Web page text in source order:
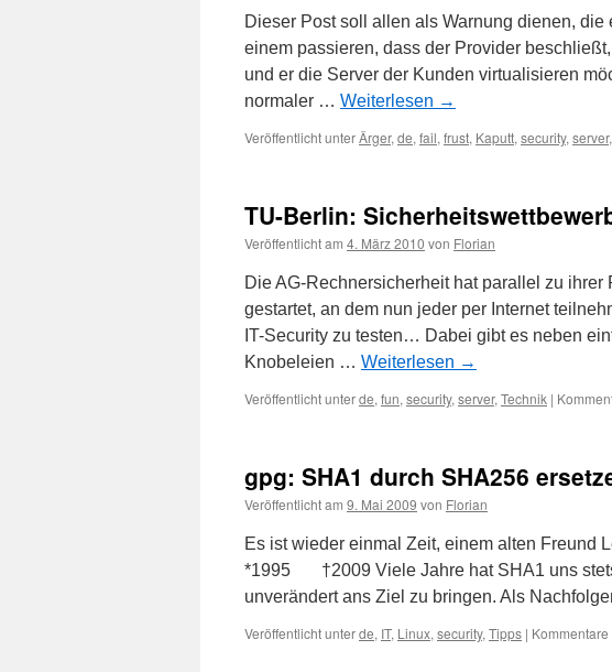
Dieser Post soll allen als Warnung dienen,
einem passieren, dass der Provider
und er die Server der Kunden virtualisieren
normaler … Weiterlesen →
Veröffentlicht unterÄrger, de, fail, frust, Kaputt, security, server,
TU-Berlin:
Veröffentlicht am 4. März 2010 von Florian
Die AG-Rechnersicherheit hat parallel zu
gestartet, an dem nun jeder per Internet
IT-Security zu testen… Dabei gibt es neben
Knobeleien … Weiterlesen →
Veröffentlicht unterde, fun, security, server, Technik |
gpg: SHA1 durch SHA256
Veröffentlicht am 9. Mai 2009 von Florian
Es ist wieder einmal Zeit, einem alten Freund
*1995 †2009 Viele Jahre hat SHA1 uns
unverändert ans Ziel zu bringen. Als
Veröffentlicht unterde, IT, Linux, security, Tipps |